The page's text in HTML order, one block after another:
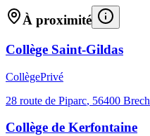
À proximité
Collège Saint-Gildas
CollègePrivé
28 route de Piparc, 56400 Brech
Collège de Kerfontaine